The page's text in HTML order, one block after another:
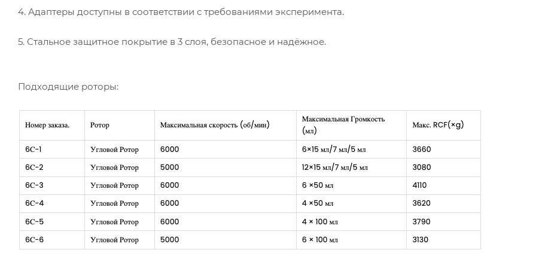
4. Адаптеры доступны в соответствии с требованиями эксперимента.
5. Стальное защитное покрытие в 3 слоя, безопасное и надёжное.
Подходящие роторы: